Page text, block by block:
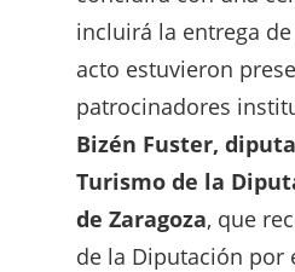
incluirá la entrega
acto estuvieron
patrocinadores
Bizén Fuster,
Turismo de la
de Zaragoza, que
de la Diputación por